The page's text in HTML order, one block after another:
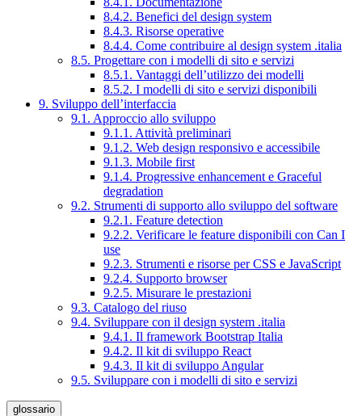
8.4.2. Benefici del design system
8.4.3. Risorse operative
8.4.4. Come contribuire al design system .italia
8.5. Progettare con i modelli di sito e servizi
8.5.1. Vantaggi dell’utilizzo dei modelli
8.5.2. I modelli di sito e servizi disponibili
9. Sviluppo dell’interfaccia
9.1. Approccio allo sviluppo
9.1.1. Attività preliminari
9.1.2. Web design responsivo e accessibile
9.1.3. Mobile first
9.1.4. Progressive enhancement e Graceful
degradation
9.2. Strumenti di supporto allo sviluppo del software
9.2.1. Feature detection
9.2.2. Verificare le feature disponibili con Can I
use
9.2.3. Strumenti e risorse per CSS e JavaScript
9.2.4. Supporto browser
9.2.5. Misurare le prestazioni
9.3. Catalogo del riuso
9.4. Sviluppare con il design system .italia
9.4.1. Il framework Bootstrap Italia
9.4.2. Il kit di sviluppo React
9.4.3. Il kit di sviluppo Angular
9.5. Sviluppare con i modelli di sito e servizi
glossario